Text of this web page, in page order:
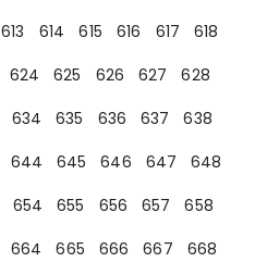
613 614 615 616 617
618
624 625 626 627
628
634 635 636 637
638
644 645 646 647
648
654 655 656 657
658
664 665 666 667
668